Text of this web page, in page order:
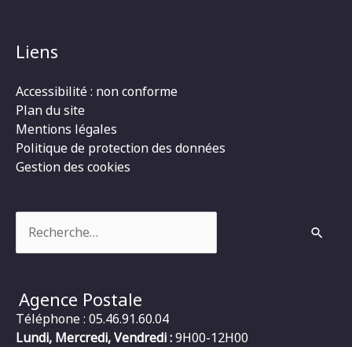
Liens
Accessibilité : non conforme
Plan du site
Mentions légales
Politique de protection des données
Gestion des cookies
Agence Postale
Téléphone : 05.46.91.60.04
Lundi, Mercredi, Vendredi :9H00-12H00